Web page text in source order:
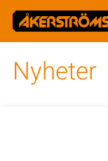
Nyheter